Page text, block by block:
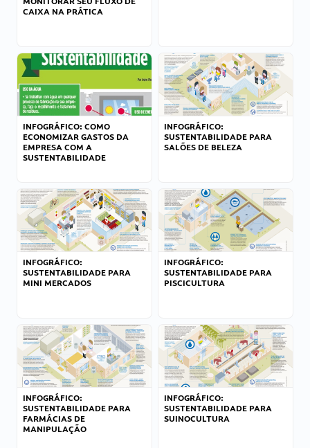
CAIXA NA PRÁTICA
INFOGRÁFICO: COMO
ECONOMIZAR GASTOS DA
EMPRESA COM A
SUSTENTABILIDADE
INFOGRÁFICO:
SUSTENTABILIDADE PARA
SALÕES DE BELEZA
INFOGRÁFICO:
SUSTENTABILIDADE PARA
MINI MERCADOS
INFOGRÁFICO:
SUSTENTABILIDADE PARA
PISCICULTURA
INFOGRÁFICO:
SUSTENTABILIDADE PARA
FARMÁCIAS DE
MANIPULAÇÃO
INFOGRÁFICO:
SUSTENTABILIDADE PARA
SUINOCULTURA